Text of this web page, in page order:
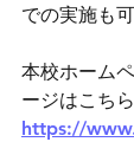
での実施も可
本校ホーム
ージはこちら
https://